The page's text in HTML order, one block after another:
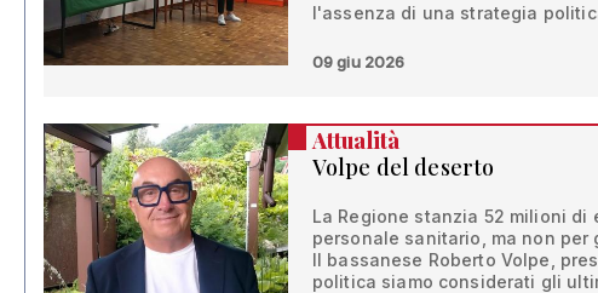
l'assenza di una strategia
09 giu 2026
Attualità
Volpe del deserto
La Regione stanzia 52 milioni
personale sanitario, ma non
Il bassanese Roberto Volpe,
politica siamo considerati gli